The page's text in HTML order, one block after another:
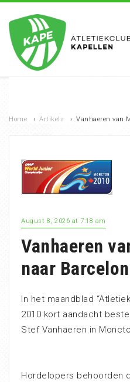
Home › Artikels › Vanhaeren van
August 8, 2026 at 7:18 am
Vanhaeren
naar
In het maandblad
2010 kort aandacht
Stef Vanhaeren in
Hordelopers behoorden